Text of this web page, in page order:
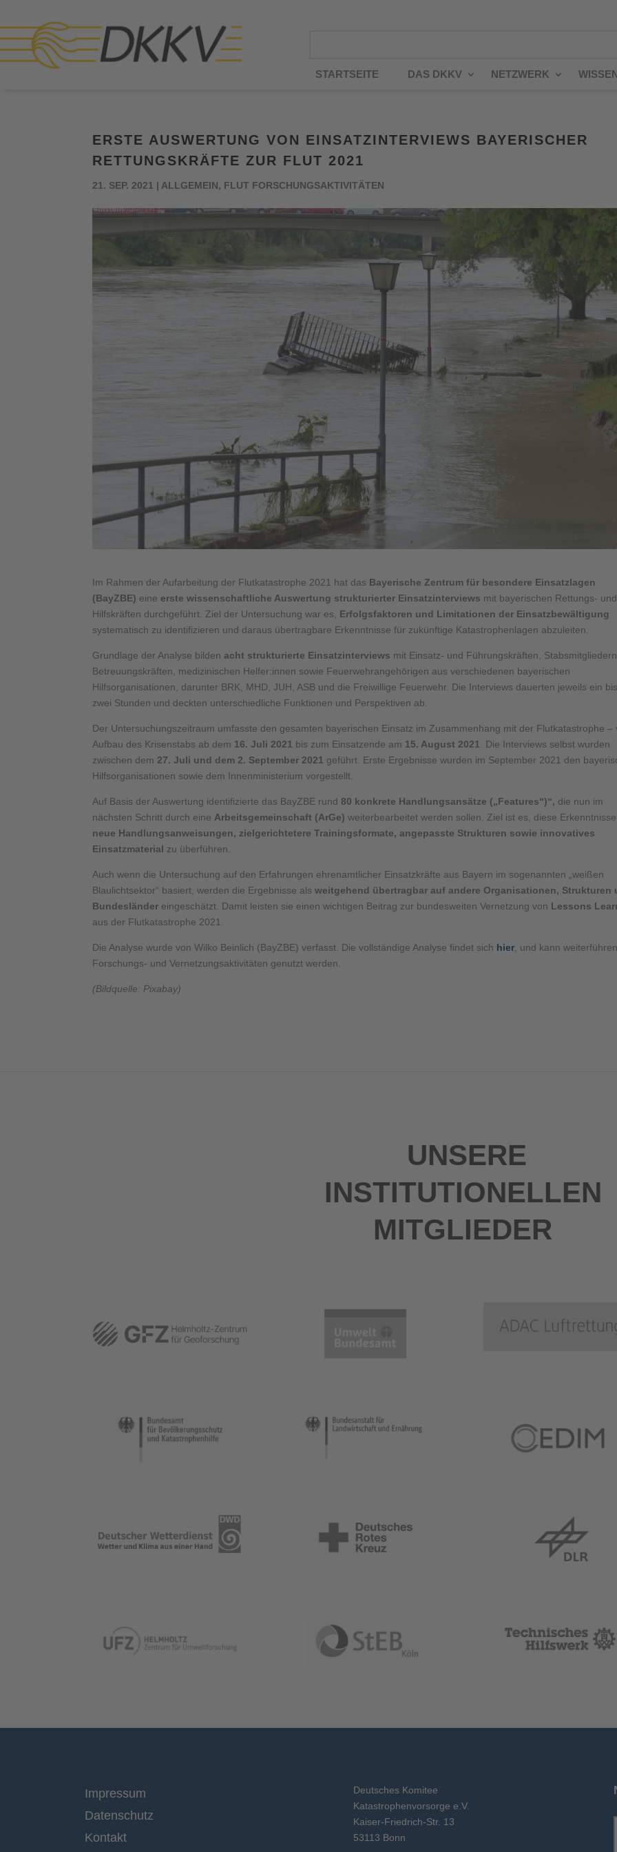
STARTSEITE DAS DKKV NETZWERK
ERSTE AUSWERTUNG VON EINSATZINTERVIEWS BAYERISCHER
RETTUNGSKRÄFTE ZUR FLUT 2021
21. SEP. 2021 | ALLGEMEIN, FLUT FORSCHUNGSAKTIVITÄTEN
Im Rahmen der Aufarbeitung der Flutkatastrophe 2021 hat das Bayerische Zentrum für besondere Einsatzlagen
(BayZBE) eine erste wissenschaftliche Auswertung strukturierter Einsatzinterviews mit bayerischen Rettungs- und
Hilfskräften durchgeführt. Ziel der Untersuchung war es, Erfolgsfaktoren und Limitationen der Einsatzbewältigung
systematisch zu identifizieren und daraus übertragbare Erkenntnisse für zukünftige Katastrophenlagen abzuleiten.
Grundlage der Analyse bildenacht strukturierte Einsatzinterviews mit Einsatz- und Führungskräften,
Betreuungskräften, medizinischen Helfer:innen sowie Feuerwehrangehörigen aus verschiedenen bayerischen
Hilfsorganisationen, darunter BRK, MHD, JUH, ASB und die Freiwillige Feuerwehr. Die Interviews dauerten jeweils ein
zwei Stunden und deckten unterschiedliche Funktionen und Perspektiven ab.
Der Untersuchungszeitraum umfasste den gesamten bayerischen Einsatz im Zusammenhang mit der Flutkatastrophe –
Aufbau des Krisenstabs ab dem 16. Juli 2021 bis zum Einsatzende am 15. August 2021
. Die Interviews selbst wurden
zwischen dem 27. Juli und dem 2. September 2021 geführt. Erste Ergebnisse wurden im September 2021 den
Hilfsorganisationen sowie dem Innenministerium vorgestellt.
Auf Basis der Auswertung identifizierte das BayZBE rund 80 konkrete Handlungsansätze („Features“)“, die nun im
nächsten Schritt durch eine Arbeitsgemeinschaft (ArGe) weiterbearbeitet werden sollen. Ziel ist es, diese
neue Handlungsanweisungen, zielgerichtetere Trainingsformate, angepasste Strukturen sowie innovatives
Einsatzmaterial zu überführen.
Auch wenn die Untersuchung auf den Erfahrungen ehrenamtlicher Einsatzkräfte aus Bayern im sogenannten „weißen
Blaulichtsektor“ basiert, werden die Ergebnisse alsweitgehend übertragbar auf andere Organisationen, Strukturen
Bundesländer eingeschätzt. Damit leisten sie einen wichtigen Beitrag zur bundesweiten Vernetzung von Lessons
aus der Flutkatastrophe 2021.
Die Analyse wurde von Wilko Beinlich (BayZBE) verfasst. Die vollständige Analyse findet sich hier , und kann
Forschungs- und Vernetzungsaktivitäten genutzt werden.
(Bildquelle: Pixabay)
UNSERE
INSTITUTIONELLEN
MITGLIEDER
Impressum
Datenschutz
Kontakt
Deutsches Komitee
Katastrophenvorsorge e.V.
Kaiser-Friedrich-Str. 13
53113 Bonn